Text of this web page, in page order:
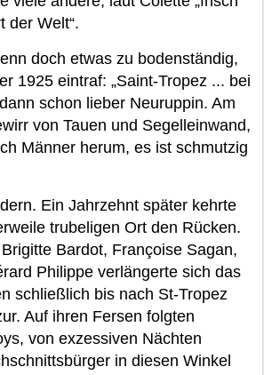
der Welt“.
doch etwas zu bodenständig,
1925 eintraf: „Saint-Tropez ... bei
schon lieber Neuruppin. Am
von Tauen und Segelleinwand,
Männer herum, es ist schmutzig
Ein Jahrzehnt später kehrte
trubeligen Ort den Rücken.
Bardot, Françoise Sagan,
Philippe verlängerte sich das
schließlich bis nach St-Tropez
Auf ihren Fersen folgten
von exzessiven Nächten
in diesen Winkel